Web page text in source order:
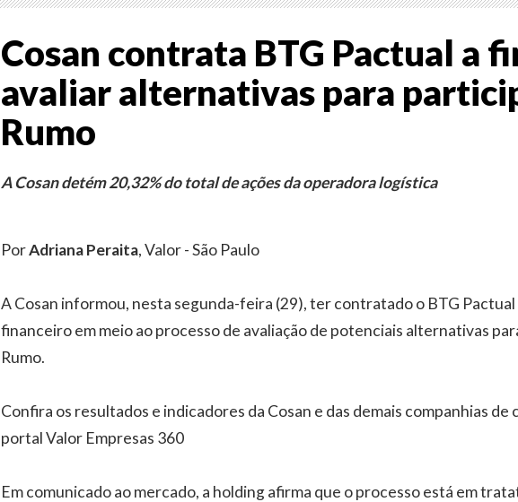
Cosan contrata BTG Pactual a
avaliar alternativas para
Rumo
A Cosan detém 20,32% do total de ações da operadora logística
PorAdriana Peraita, Valor - São Paulo
A Cosan informou, nesta segunda-feira (29), ter contratado o BTG Pactual
financeiro em meio ao processo de avaliação de potenciais alternativas
Rumo.
Confira os resultados e indicadores da Cosan e das demais companhias
portal Valor Empresas 360
Em comunicado ao mercado, a holding afirma que o processo está em